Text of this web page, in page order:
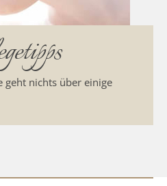
geht nichts über einige